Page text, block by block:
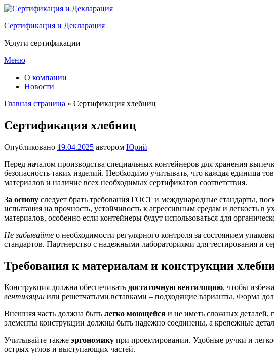
Перейти
содержимому
Сертификация и Декларация
Услуги сертификации
Меню
О компании
Новости
Главная страница » Сертификация хлебниц
Сертификация хлебниц
Опубликовано 19.04.2025 автором Юрий
Перед началом производства специальных контейнеров для хранения
безопасность таких изделий. Необходимо учитывать, что каждая единица
материалов и наличие всех необходимых сертификатов соответствия.
За основу следует брать требования ГОСТ и международные стандарты,
испытания на прочность, устойчивость к агрессивным средам и легкость
материалов, особенно если контейнеры будут использоваться для
Не забывайте о необходимости регулярного контроля за состоянием
стандартов. Партнерство с надежными лабораториями для тестирования и
Требования к материалам и конструкции
Конструкция должна обеспечивать достаточную вентиляцию, чтобы
вентиляции или решетчатыми вставками – подходящие варианты. Форма
Внешняя часть должна быть легко моющейся и не иметь сложных деталей,
элементы конструкции должны быть надежно соединены, а крепежные
Учитывайте также эргономику при проектировании. Удобные ручки и
острых углов и выступающих частей.